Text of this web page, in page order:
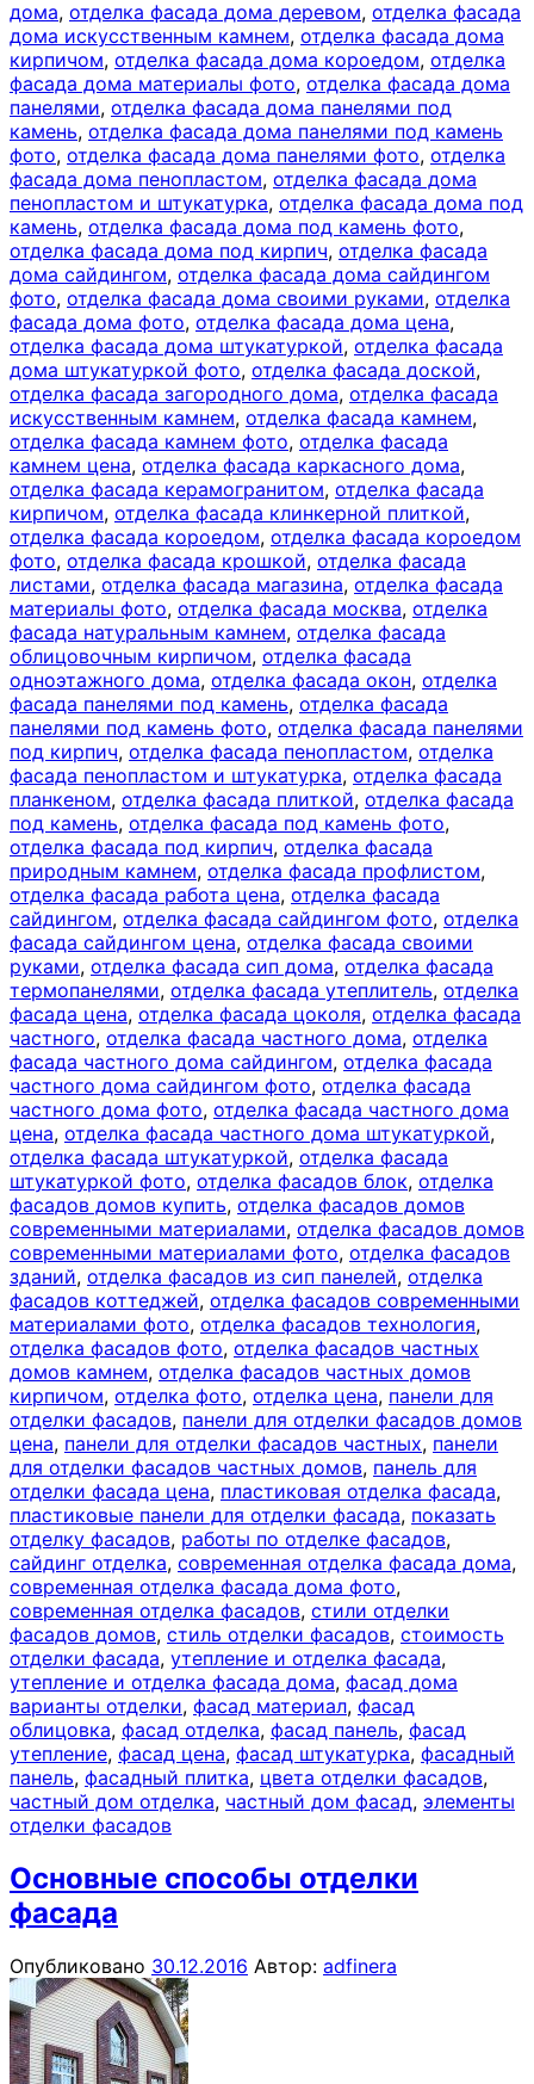
дома, отделка фасада дома деревом, отделка фасада
дома искусственным камнем, отделка фасада дома
кирпичом, отделка фасада дома короедом, отделка
фасада дома материалы фото, отделка фасада дома
панелями, отделка фасада дома панелями под
камень, отделка фасада дома панелями под камень
фото, отделка фасада дома панелями фото, отделка
фасада дома пенопластом, отделка фасада дома
пенопластом и штукатурка, отделка фасада дома под
камень, отделка фасада дома под камень фото,
отделка фасада дома под кирпич, отделка фасада
дома сайдингом, отделка фасада дома сайдингом
фото, отделка фасада дома своими руками, отделка
фасада дома фото, отделка фасада дома цена,
отделка фасада дома штукатуркой, отделка фасада
дома штукатуркой фото, отделка фасада доской,
отделка фасада загородного дома, отделка фасада
искусственным камнем, отделка фасада камнем,
отделка фасада камнем фото, отделка фасада
камнем цена, отделка фасада каркасного дома,
отделка фасада керамогранитом, отделка фасада
кирпичом, отделка фасада клинкерной плиткой,
отделка фасада короедом, отделка фасада короедом
фото, отделка фасада крошкой, отделка фасада
листами, отделка фасада магазина, отделка фасада
материалы фото, отделка фасада москва, отделка
фасада натуральным камнем, отделка фасада
облицовочным кирпичом, отделка фасада
одноэтажного дома, отделка фасада окон, отделка
фасада панелями под камень, отделка фасада
панелями под камень фото, отделка фасада панелями
под кирпич, отделка фасада пенопластом, отделка
фасада пенопластом и штукатурка, отделка фасада
планкеном, отделка фасада плиткой, отделка фасада
под камень, отделка фасада под камень фото,
отделка фасада под кирпич, отделка фасада
природным камнем, отделка фасада профлистом,
отделка фасада работа цена, отделка фасада
сайдингом, отделка фасада сайдингом фото, отделка
фасада сайдингом цена, отделка фасада своими
руками, отделка фасада сип дома, отделка фасада
термопанелями, отделка фасада утеплитель, отделка
фасада цена, отделка фасада цоколя, отделка фасада
частного, отделка фасада частного дома, отделка
фасада частного дома сайдингом, отделка фасада
частного дома сайдингом фото, отделка фасада
частного дома фото, отделка фасада частного дома
цена, отделка фасада частного дома штукатуркой,
отделка фасада штукатуркой, отделка фасада
штукатуркой фото, отделка фасадов блок, отделка
фасадов домов купить, отделка фасадов домов
современными материалами, отделка фасадов домов
современными материалами фото, отделка фасадов
зданий, отделка фасадов из сип панелей, отделка
фасадов коттеджей, отделка фасадов современными
материалами фото, отделка фасадов технология,
отделка фасадов фото, отделка фасадов частных
домов камнем, отделка фасадов частных домов
кирпичом, отделка фото, отделка цена, панели для
отделки фасадов, панели для отделки фасадов домов
цена, панели для отделки фасадов частных, панели
для отделки фасадов частных домов, панель для
отделки фасада цена, пластиковая отделка фасада,
пластиковые панели для отделки фасада, показать
отделку фасадов, работы по отделке фасадов,
сайдинг отделка, современная отделка фасада дома,
современная отделка фасада дома фото,
современная отделка фасадов, стили отделки
фасадов домов, стиль отделки фасадов, стоимость
отделки фасада, утепление и отделка фасада,
утепление и отделка фасада дома, фасад дома
варианты отделки, фасад материал, фасад
облицовка, фасад отделка, фасад панель, фасад
утепление, фасад цена, фасад штукатурка, фасадный
панель, фасадный плитка, цвета отделки фасадов,
частный дом отделка, частный дом фасад, элементы
отделки фасадов
Основные способы отделки
фасада
Опубликовано 30.12.2016 Автор: adfinera